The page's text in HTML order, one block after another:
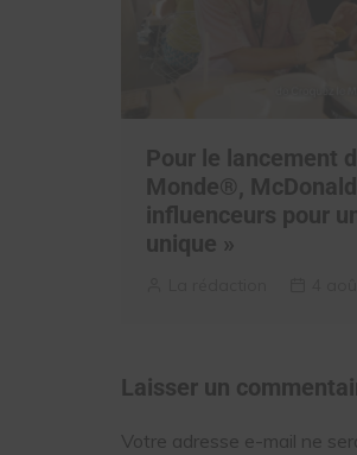
Pour le lancement
Monde®,
influenceurs pour
unique »
Laisser un
Votre adresse e-mail ne